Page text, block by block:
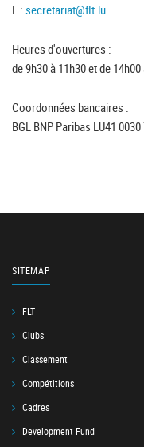
E : secretariat@flt.lu
Heures d'ouvertures :
de 9h30 à 11h30 et de
Coordonnées bancaires :
BGL BNP Paribas LU41
SITEMAP
FLT
Clubs
Classement
Compétitions
Cadres
Development Fund